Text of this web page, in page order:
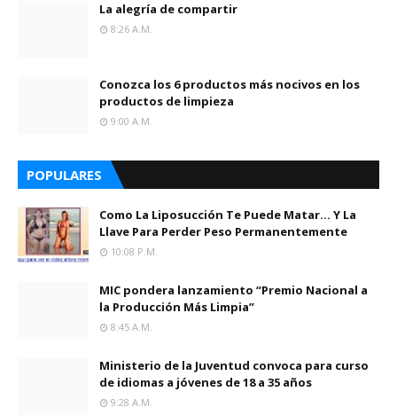
La alegría de compartir
8:26 A.m.
Conozca los 6 productos más nocivos en los
productos de limpieza
9:00 A.m.
POPULARES
Como La Liposucción Te Puede Matar… Y La
Llave Para Perder Peso Permanentemente
10:08 P.m.
MIC pondera lanzamiento “Premio Nacional a
la Producción Más Limpia”
8:45 A.m.
Ministerio de la Juventud convoca para curso
de idiomas a jóvenes de 18 a 35 años
9:28 A.m.